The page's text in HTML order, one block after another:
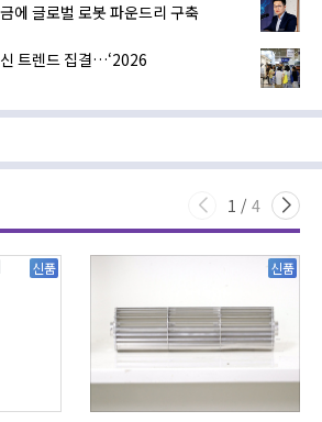
에 글로벌 로봇 파운드리 구축
트렌드 집결…‘2026
1 / 4
신품 신품